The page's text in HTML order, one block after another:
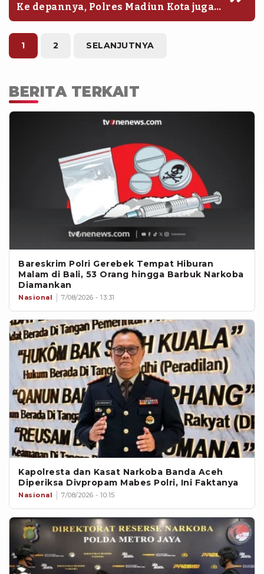
Ke depannya, Polres Madiun Kota juga
akan menjalin koordinasi erat dengan
pihak Lapas Pemuda Kelas 2A Madiun.
1 2 SELANJUTNYA
BERITA TERKAIT
Bareskrim Polri Gerebek Tempat Hiburan
Malam di Bali, 53 Orang hingga Barbuk Narkoba
Diamankan
Nasional 7/08/2026 - 13:31
Kapolresta dan Kasat Narkoba Banda Aceh
Diperiksa Divpropam Mabes Polri, Ini Faktanya
Nasional 7/08/2026 - 10:15